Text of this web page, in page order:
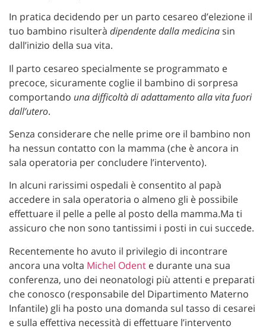
In pratica decidendo per un parto cesareo d’elezione il
tuo bambino risulterà dipendente dalla medicinasin
dall’inizio della sua vita.
Il parto cesareo specialmente se programmato e
precoce, sicuramente coglie il bambino di sorpresa
comportando una difficoltà di adattamento alla vita fuori
dall’utero.
Senza considerare che nelle prime ore il bambino non
ha nessun contatto con la mamma (che è ancora in
sala operatoria per concludere l’intervento).
In alcuni rarissimi ospedali è consentito al papà
accedere in sala operatoria o almeno gli è possibile
effettuare il pelle a pelle al posto della mamma.Ma ti
assicuro che non sono tantissimi i posti in cui succede.
Recentemente ho avuto il privilegio di incontrare
ancora una volta Michel Odent e durante una sua
conferenza, uno dei neonatologi più attenti e preparati
che conosco (responsabile del Dipartimento Materno
Infantile) gli ha posto una domanda sul tasso di cesarei
e sulla effettiva necessità di effettuare l’intervento